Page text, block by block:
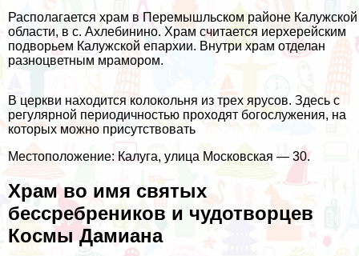
Располагается храм в Перемышльском районе Калужской
области, в с. Ахлебинино. Храм считается иерхерейским
подворьем Калужской епархии. Внутри храм отделан
разноцветным мрамором.
В церкви находится колокольня из трех ярусов. Здесь с
регулярной периодичностью проходят богослужения, на
которых можно присутствовать
Местоположение: Калуга, улица Московская — 30.
Храм во имя святых
бессребреников и чудотворцев
Космы Дамиана